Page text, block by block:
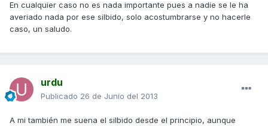
En cualquier caso no es nada importante pues a nadie se le ha
averiado nada por ese silbido, solo acostumbrarse y no hacerle
caso, un saludo.
urdu
Publicado 26 de Junio del 2013
A mi también me suena el silbido desde el principio, aunque